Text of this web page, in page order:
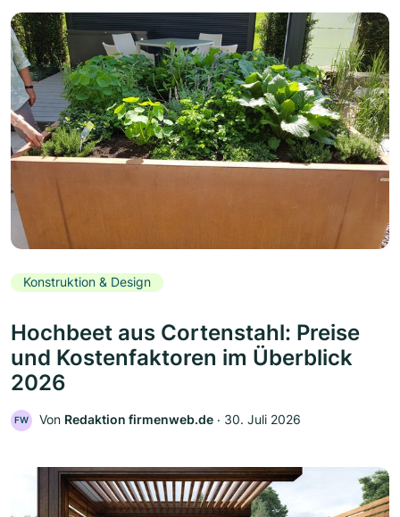
Konstruktion & Design
Hochbeet aus Cortenstahl: Preise
und Kostenfaktoren im Überblick
2026
FW Von Redaktion firmenweb.de ‧ 30. Juli 2026